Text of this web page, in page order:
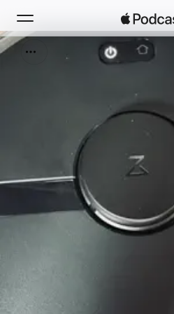
Buscar
Novedades